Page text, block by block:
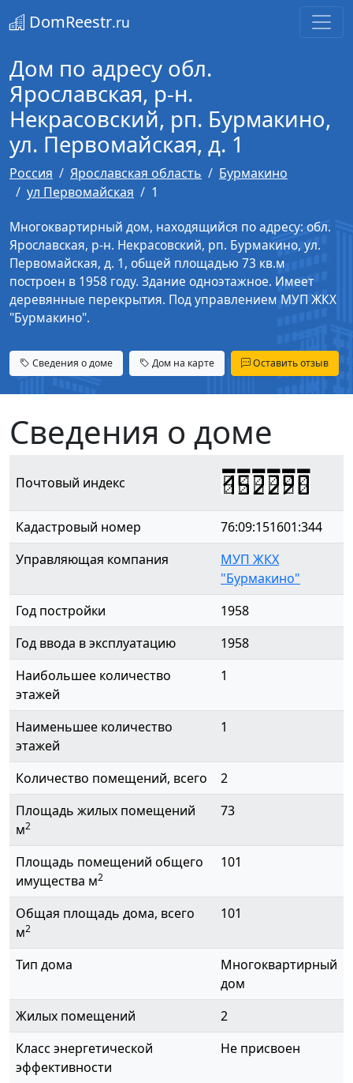
DomReestr.ru
Дом по адресу обл.
Ярославская, р-н.
Некрасовский, рп. Бурмакино,
ул. Первомайская, д. 1
Россия Ярославская область
Бурмакино
ул Первомайская
1
Многоквартирный дом, находящийся по адресу: обл.
Ярославская, р-н. Некрасовский, рп. Бурмакино, ул.
Первомайская, д. 1, общей площадью 73 кв.м
построен в 1958 году. Здание одноэтажное. Имеет
деревянные перекрытия. Под управлением МУП ЖКХ
"Бурмакино".
Сведения о доме Дом на карте Оставить отзыв
Сведения о доме
Почтовый индекс 152290
Кадастровый номер
76:09:151601:344
Управляющая компания
МУП ЖКХ
"Бурмакино"
Год постройки
1958
Год ввода в эксплуатацию
1958
Наибольшее количество
этажей
1
Наименьшее количество
этажей
1
Количество помещений, всего
2
Площадь жилых помещений
м2
73
Площадь помещений общего
имущества м2
101
Общая площадь дома, всего
м2
101
Тип дома
Многоквартирный
дом
Жилых помещений
2
Класс энергетической
эффективности
Не присвоен